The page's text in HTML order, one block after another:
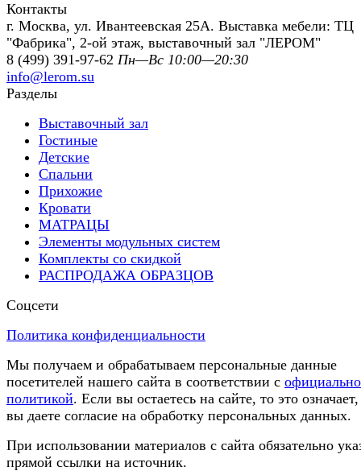
Контакты
г. Москва, ул. Ивантеевская 25А. Выставка мебели: ТЦ
"Фабрика", 2-ой этаж, выставочный зал "ЛЕРОМ"
8 (499) 391-97-62 Пн—Вс 10:00—20:30
info@lerom.su
Разделы
Выставочный зал
Гостиные
Детские
Спальни
Прихожие
Кровати
МАТРАЦЫ
Элементы модульных систем
Комплекты со скидкой
РАСПРОДАЖА ОБРАЗЦОВ
Соцсети
Политика конфиденциальности
Мы получаем и обрабатываем персональные данные
посетителей нашего сайта в соответствии с
политикой. Если вы остаетесь на сайте, то это
вы даете согласие на обработку персональных данных.
При использовании материалов с сайта обязательно
прямой ссылки на источник.